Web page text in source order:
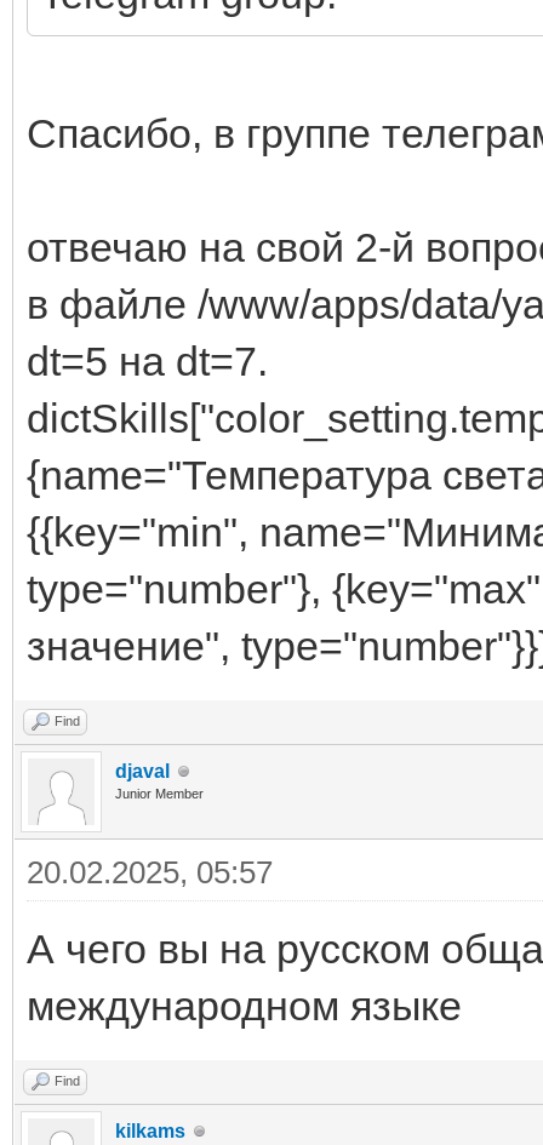
Спасибо, в группе
отвечаю на свой 2-й
в файле /www/apps/data/
dt=5 на dt=7.
{name="Температура
{{key="min",
type="number"},
значение",
Find
djaval
Junior Member
20.02.2025, 05:57
А чего вы на русском
международном языке
Find
kilkams